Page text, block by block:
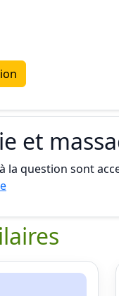
et
la question sont